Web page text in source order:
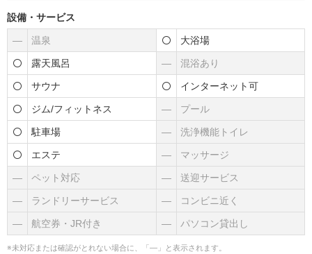
設備・サービス
― 温泉 大浴場
露天風呂 ― 混浴あり
サウナ インターネット可
ジム/フィットネス ― プール
駐車場 ― 洗浄機能トイレ
エステ ― マッサージ
― ペット対応 ― 送迎サービス
― ランドリーサービス ― コンビニ近く
― 航空券・JR付き ― パソコン貸出し
※未対応または確認がとれない場合に、「―」と表示されます。